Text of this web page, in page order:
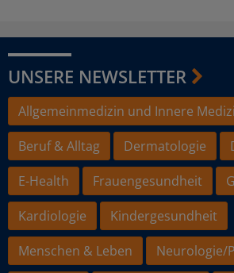
UNSERE NEWSLETTER
Allgemeinmedizin und Innere
Beruf & Alltag
Dermatologie
E-Health
Frauengesundheit
Kardiologie
Kindergesundheit
Menschen & Leben
Neurologie/